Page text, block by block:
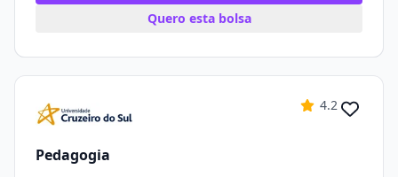
Quero esta bolsa
4.2
Pedagogia